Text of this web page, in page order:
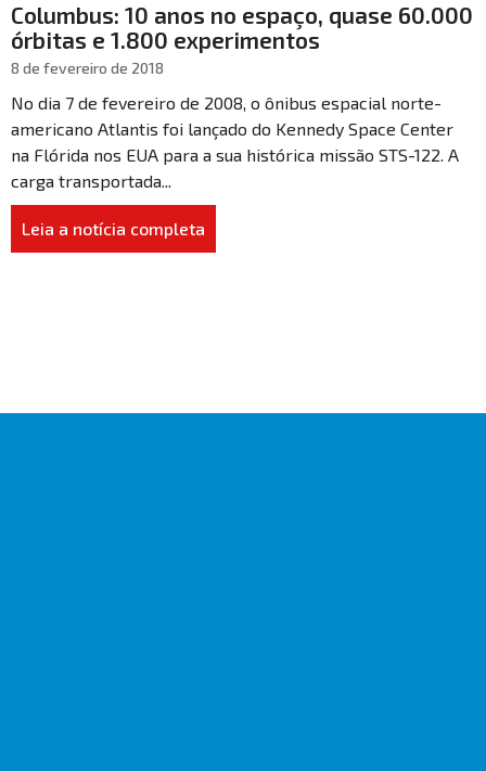
Columbus: 10 anos no espaço, quase 60.000
órbitas e 1.800 experimentos
8 de fevereiro de 2018
No dia 7 de fevereiro de 2008, o ônibus espacial norte-
americano Atlantis foi lançado do Kennedy Space Center
na Flórida nos EUA para a sua histórica missão STS-122. A
carga transportada...
Leia a notícia completa